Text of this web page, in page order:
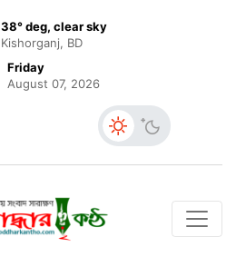
38° deg, clear sky
Kishorganj, BD
Friday
August 07, 2026